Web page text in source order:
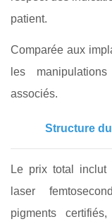
patient.
Comparée aux
les
associés.
Structure
Le prix total inclut
laser
pigments